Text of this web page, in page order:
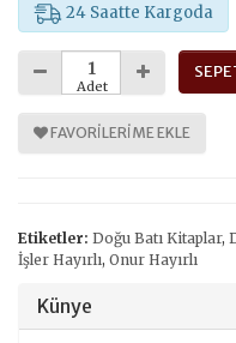
24 Saatte Kargoda
Adet
FAVORILERIME EKLE
Etiketler: Doğu Batı Kitaplar,
İşler Hayırlı, Onur Hayırlı
Künye